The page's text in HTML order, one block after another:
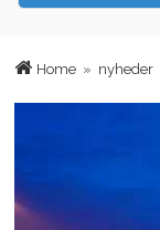
Home » nyheder